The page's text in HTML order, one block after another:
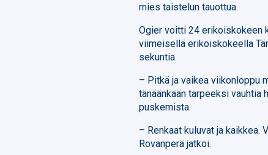
mies taistelun tauottua.
Ogier voitti 24 erikoiskokeen
viimeisellä erikoiskokeella
sekuntia.
– Pitkä ja vaikea viikonloppu
tänäänkään tarpeeksi vauhtia
puskemista.
– Renkaat kuluvat ja kaikkea.
Rovanperä jatkoi.